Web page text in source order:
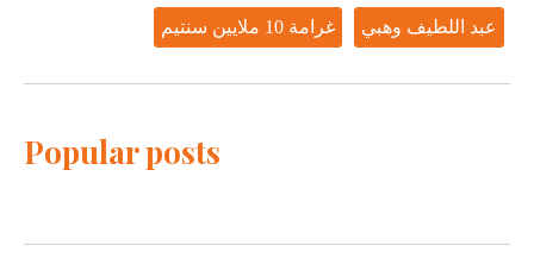
عبد اللطيف وهبي غرامة 10 ملايين سنتيم
Popular posts